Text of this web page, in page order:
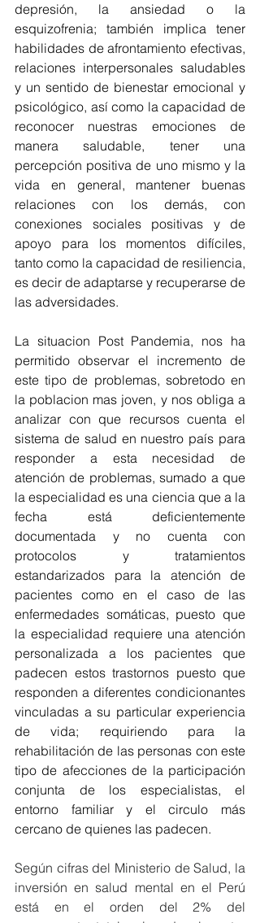
depresión, la ansiedad o la
esquizofrenia; también implica tener
habilidades de afrontamiento efectivas,
relaciones interpersonales saludables
y un sentido de bienestar emocional y
psicológico, así como la capacidad de
reconocer nuestras emociones de
manera saludable, tener una
percepción positiva de uno mismo y la
vida en general, mantener buenas
relaciones con los demás, con
conexiones sociales positivas y de
apoyo para los momentos difíciles,
tanto como la capacidad de resiliencia,
es decir de adaptarse y recuperarse de
las adversidades.
La situacion Post Pandemia, nos ha
permitido observar el incremento de
este tipo de problemas, sobretodo en
la poblacion mas joven, y nos obliga a
analizar con que recursos cuenta el
sistema de salud en nuestro país para
responder a esta necesidad de
atención de problemas, sumado a que
la especialidad es una ciencia que a la
fecha está deficientemente
documentada y no cuenta con
protocolos y tratamientos
estandarizados para la atención de
pacientes como en el caso de las
enfermedades somáticas, puesto que
la especialidad requiere una atención
personalizada a los pacientes que
padecen estos trastornos puesto que
responden a diferentes condicionantes
vinculadas a su particular experiencia
de vida; requiriendo para la
rehabilitación de las personas con este
tipo de afecciones de la participación
conjunta de los especialistas, el
entorno familiar y el circulo más
cercano de quienes las padecen.
Según cifras del Ministerio de Salud, la
inversión en salud mental en el Perú
está en el orden del 2% del